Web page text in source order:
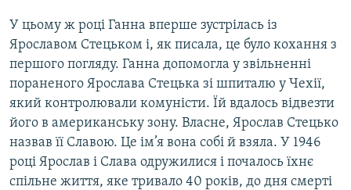
У цьому ж році Ганна вперше зустрілась із
Ярославом Стецьком і, як писала, це було кохання з
першого погляду. Ганна допомогла у звільненні
пораненого Ярослава Стецька зі шпиталю у Чехії,
який контролювали комуністи. Їй вдалось відвезти
його в американську зону. Власне, Ярослав Стецько
назвав її Славою. Це ім’я вона собі й взяла. У 1946
році Ярослав і Слава одружилися і почалось їхнє
спільне життя, яке тривало 40 років, до дня смерті